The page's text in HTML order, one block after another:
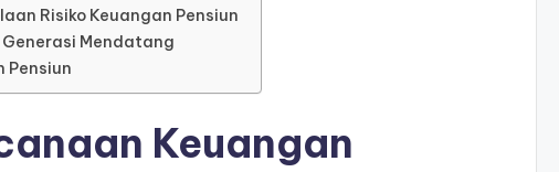
Risiko Keuangan Pensiun
Generasi Mendatang
Pensiun
Keuangan